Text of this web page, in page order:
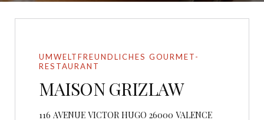
UMWELTFREUNDLICHES GOURMET-
RESTAURANT
MAISON GRIZLAW
116 AVENUE VICTOR HUGO 26000 VALENCE((öffnet ein